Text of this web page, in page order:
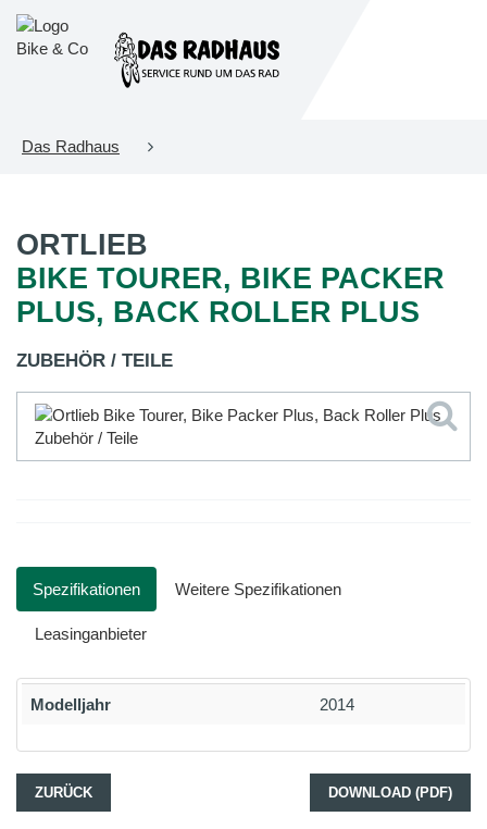
Das Radhaus
ORTLIEB
BIKE TOURER, BIKE PACKER
PLUS, BACK ROLLER PLUS
ZUBEHÖR / TEILE
Spezifikationen Weitere Spezifikationen
Leasinganbieter
Modelljahr 2014
ZURÜCK DOWNLOAD (PDF)